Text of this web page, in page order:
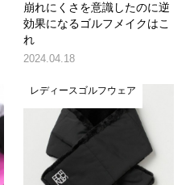
崩れにくさを意識したのに逆
効果になるゴルフメイクはこ
れ
2024.04.18
レディースゴルフウェア